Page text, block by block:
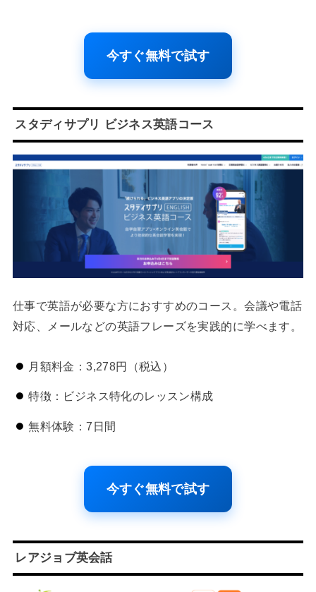
今すぐ無料で試す
スタディサプリ ビジネス英語コース
仕事で英語が必要な方におすすめのコース。会議や電話
対応、メールなどの英語フレーズを実践的に学べます。
月額料金：3,278円（税込）
特徴：ビジネス特化のレッスン構成
無料体験：7日間
今すぐ無料で試す
レアジョブ英会話